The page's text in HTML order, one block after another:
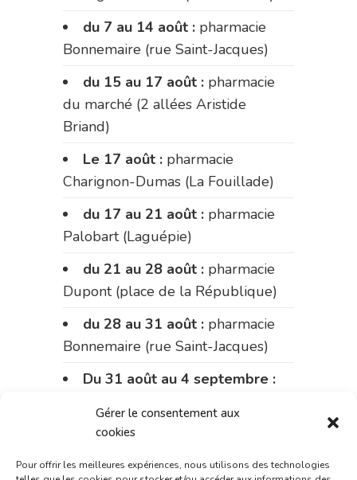
Gérer le consentement aux
cookies
Pour offrir les meilleures expériences, nous utilisons des technologies
du 7 au 14 août : pharmacie
Bonnemaire (rue Saint-Jacques)
du 15 au 17 août : pharmacie
du marché (2 allées Aristide
Briand)
Le 17 août : pharmacie
Charignon-Dumas (La Fouillade)
du 17 au 21 août : pharmacie
Palobart (Laguépie)
du 21 au 28 août : pharmacie
Dupont (place de la République)
du 28 au 31 août : pharmacie
Bonnemaire (rue Saint-Jacques)
Du 31 août au 4 septembre :
Fouillade)
du 4 au 11 septembre :